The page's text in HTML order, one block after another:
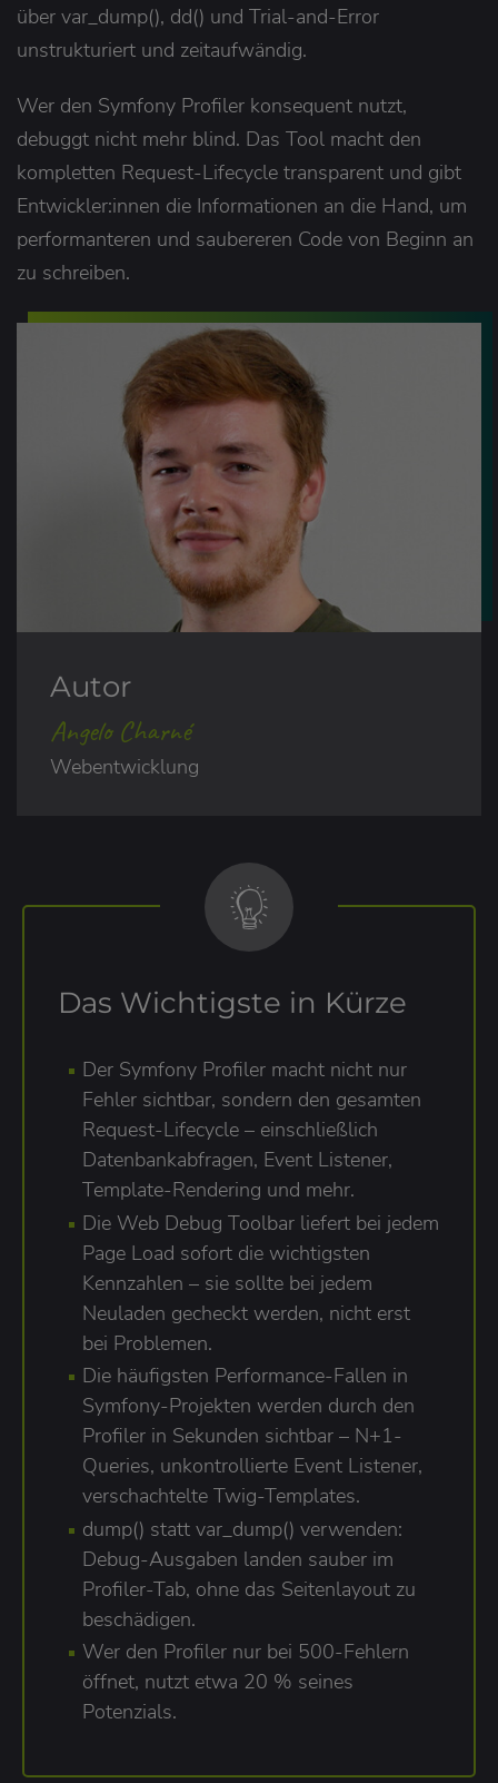
über var_dump(), dd() und Trial-and-Error
unstrukturiert und zeitaufwändig.
Wer den Symfony Profiler konsequent nutzt,
debuggt nicht mehr blind. Das Tool macht den
kompletten Request-Lifecycle transparent und gibt
Entwickler:innen die Informationen an die Hand, um
performanteren und saubereren Code von Beginn an
zu schreiben.
Autor
Angelo Charné
Webentwicklung
Das Wichtigste in Kürze
Der Symfony Profiler macht nicht nur
Fehler sichtbar, sondern den gesamten
Request-Lifecycle – einschließlich
Datenbankabfragen, Event Listener,
Template-Rendering und mehr.
Die Web Debug Toolbar liefert bei jedem
Page Load sofort die wichtigsten
Kennzahlen – sie sollte bei jedem
Neuladen gecheckt werden, nicht erst
bei Problemen.
Die häufigsten Performance-Fallen in
Symfony-Projekten werden durch den
Profiler in Sekunden sichtbar – N+1-
Queries, unkontrollierte Event Listener,
verschachtelte Twig-Templates.
dump() statt var_dump() verwenden:
Debug-Ausgaben landen sauber im
Profiler-Tab, ohne das Seitenlayout zu
beschädigen.
Wer den Profiler nur bei 500-Fehlern
öffnet, nutzt etwa 20 % seines
Potenzials.